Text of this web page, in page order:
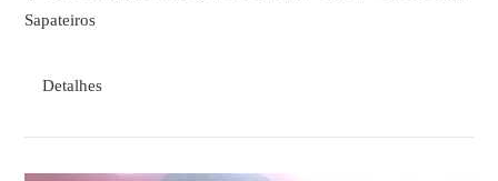
Sapateiros
Detalhes